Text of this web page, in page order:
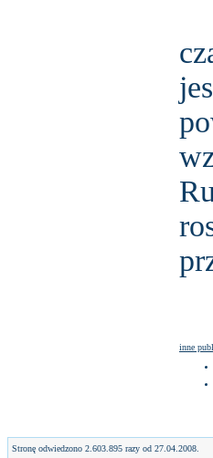
inne
Stronę odwiedzono 2.603.895 razy od 27.04.2008.